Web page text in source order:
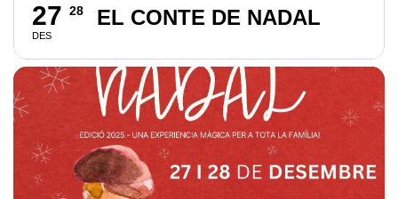
27
DES
28 EL CONTE DE NADAL